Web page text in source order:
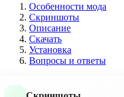
Особенности мода
Скриншоты
Описание
Скачать
Установка
Вопросы и ответы